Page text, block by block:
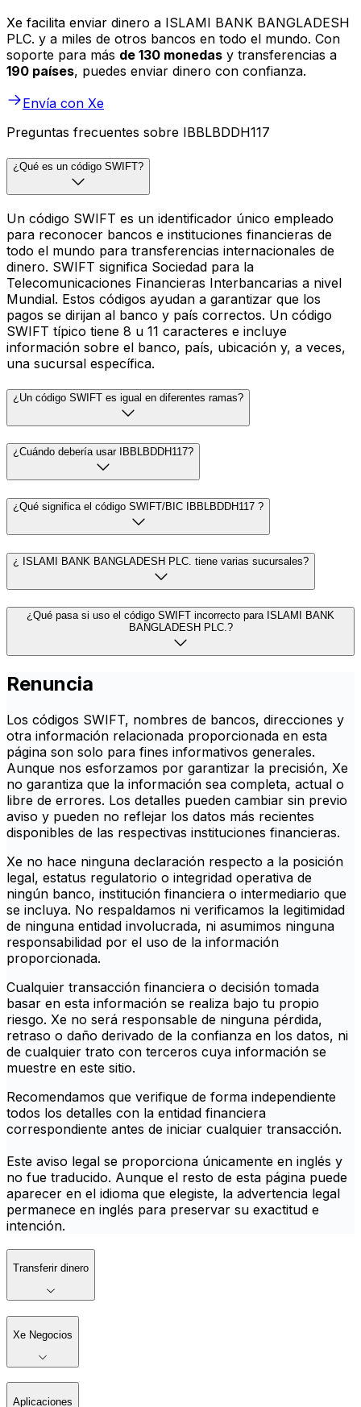
Xe facilita enviar dinero a ISLAMI BANK BANGLADESH
PLC. y a miles de otros bancos en todo el mundo. Con
soporte para más de 130 monedas y transferencias a
190 países, puedes enviar dinero con confianza.
Envía con Xe
Preguntas frecuentes sobre IBBLBDDH117
¿Qué es un código SWIFT?
Un código SWIFT es un identificador único empleado
para reconocer bancos e instituciones financieras de
todo el mundo para transferencias internacionales de
dinero. SWIFT significa Sociedad para la
Telecomunicaciones Financieras Interbancarias a nivel
Mundial. Estos códigos ayudan a garantizar que los
pagos se dirijan al banco y país correctos. Un código
SWIFT típico tiene 8 u 11 caracteres e incluye
información sobre el banco, país, ubicación y, a veces,
una sucursal específica.
¿Un código SWIFT es igual en diferentes ramas?
¿Cuándo debería usar IBBLBDDH117?
¿Qué significa el código SWIFT/BIC IBBLBDDH117 ?
¿ ISLAMI BANK BANGLADESH PLC. tiene varias sucursales?
¿Qué pasa si uso el código SWIFT incorrecto para ISLAMI BANK
BANGLADESH PLC.?
Renuncia
Los códigos SWIFT, nombres de bancos, direcciones y
otra información relacionada proporcionada en esta
página son solo para fines informativos generales.
Aunque nos esforzamos por garantizar la precisión, Xe
no garantiza que la información sea completa, actual o
libre de errores. Los detalles pueden cambiar sin previo
aviso y pueden no reflejar los datos más recientes
disponibles de las respectivas instituciones financieras.
Xe no hace ninguna declaración respecto a la posición
legal, estatus regulatorio o integridad operativa de
ningún banco, institución financiera o intermediario que
se incluya. No respaldamos ni verificamos la legitimidad
de ninguna entidad involucrada, ni asumimos ninguna
responsabilidad por el uso de la información
proporcionada.
Cualquier transacción financiera o decisión tomada
basar en esta información se realiza bajo tu propio
riesgo. Xe no será responsable de ninguna pérdida,
retraso o daño derivado de la confianza en los datos, ni
de cualquier trato con terceros cuya información se
muestre en este sitio.
Recomendamos que verifique de forma independiente
todos los detalles con la entidad financiera
correspondiente antes de iniciar cualquier transacción.
Este aviso legal se proporciona únicamente en inglés y
no fue traducido. Aunque el resto de esta página puede
aparecer en el idioma que elegiste, la advertencia legal
permanece en inglés para preservar su exactitud e
intención.
Transferir dinero
Xe Negocios
Aplicaciones